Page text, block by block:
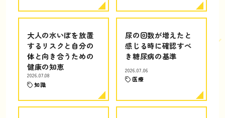
大人の水いぼを放置
するリスクと自分の
体と向き合うための
健康の知恵
2026.07.08
知識
尿の回数が増えたと
感じる時に確認すべ
き糖尿病の基準
2026.07.06
医療